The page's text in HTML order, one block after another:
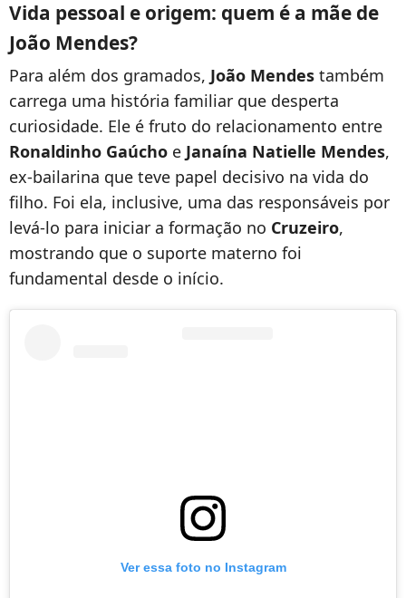
Vida pessoal e origem: quem é a mãe de
João Mendes?
Para além dos gramados, João Mendes também
carrega uma história familiar que desperta
curiosidade. Ele é fruto do relacionamento entre
Ronaldinho Gaúcho e Janaína Natielle Mendes,
ex-bailarina que teve papel decisivo na vida do
filho. Foi ela, inclusive, uma das responsáveis por
levá-lo para iniciar a formação no Cruzeiro,
mostrando que o suporte materno foi
fundamental desde o início.
Ver essa foto no Instagram